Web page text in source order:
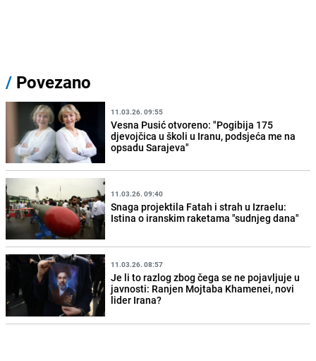
/ Povezano
11.03.26. 09:55
Vesna Pusić otvoreno: "Pogibija 175
djevojčica u školi u Iranu, podsjeća me na
opsadu Sarajeva"
11.03.26. 09:40
Snaga projektila Fatah i strah u Izraelu:
Istina o iranskim raketama "sudnjeg dana"
11.03.26. 08:57
Je li to razlog zbog čega se ne pojavljuje u
javnosti: Ranjen Mojtaba Khamenei, novi
lider Irana?